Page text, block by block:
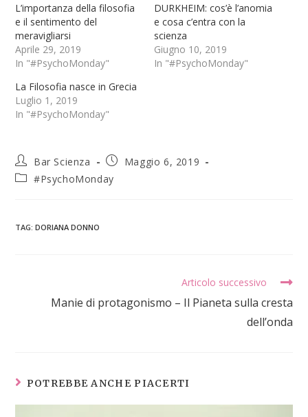
L’importanza della filosofia
e il sentimento del
meravigliarsi
Aprile 29, 2019
In "#PsychoMonday"
DURKHEIM: cos’è l’anomia
e cosa c’entra con la
scienza
Giugno 10, 2019
In "#PsychoMonday"
La Filosofia nasce in Grecia
Luglio 1, 2019
In "#PsychoMonday"
Bar Scienza
Maggio 6, 2019
#PsychoMonday
TAG:DORIANA DONNO
Articolo successivo
Manie di protagonismo – Il Pianeta sulla cresta
dell’onda
POTREBBE ANCHE PIACERTI